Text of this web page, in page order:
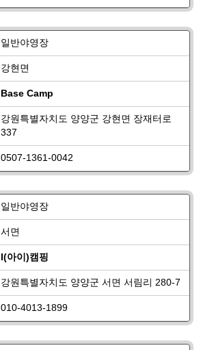
일반야영장
강현면
Base Camp
강원특별자치도 양양군 강현면 장재터로
337
0507-1361-0042
일반야영장
서면
I(아이)캠핑
강원특별자치도 양양군 서면 서림리 280-7
010-4013-1899